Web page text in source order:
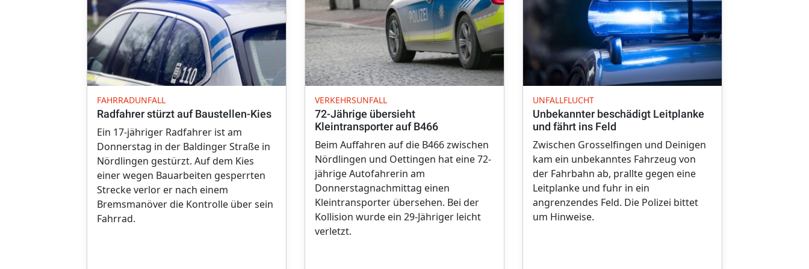
FAHRRADUNFALL
Radfahrer stürzt auf Baustellen-Kies
Ein 17-jähriger Radfahrer ist am
Donnerstag in der Baldinger Straße in
Nördlingen gestürzt. Auf dem Kies
einer wegen Bauarbeiten gesperrten
Strecke verlor er nach einem
Bremsmanöver die Kontrolle über sein
Fahrrad.
VERKEHRSUNFALL
72-Jährige übersieht
Kleintransporter auf B466
Beim Auffahren auf die B466 zwischen
Nördlingen und Oettingen hat eine 72-
jährige Autofahrerin am
Donnerstagnachmittag einen
Kleintransporter übersehen. Bei der
Kollision wurde ein 29-Jähriger leicht
verletzt.
UNFALLFLUCHT
Unbekannter beschädigt Leitplanke
und fährt ins Feld
Zwischen Grosselfingen und Deinigen
kam ein unbekanntes Fahrzeug von
der Fahrbahn ab, prallte gegen eine
Leitplanke und fuhr in ein
angrenzendes Feld. Die Polizei bittet
um Hinweise.